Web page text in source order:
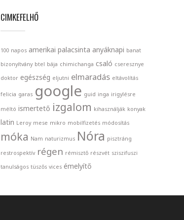
CIMKEFELHŐ
100 napos amerikai palacsinta anyáknapi banat
bizonyítvány btel bája chimichanga csaló cseresznye
doktor egészség eljutni elmaradás eltávolítás
felicia garas google guid inga irigylésre
méltó ismertető izgalom kihasználják konyak
latin Leroy mese mikro mobilfizetés módosítás
móka Nam naturizmus Nóra pisztráng
restrospektív régen rémisztő részvét sziszifuszi
tanulságos tüszős vices émelyítő